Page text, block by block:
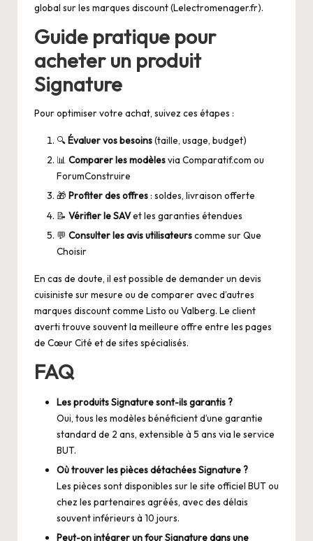
global sur les marques discount (Lelectromenager.fr).
Guide pratique pour
acheter un produit
Signature
Pour optimiser votre achat, suivez ces étapes :
🔍Évaluer vos besoins(taille, usage, budget)
📊 Comparer les modèlesvia Comparatif.com ou
ForumConstruire
🎁 Profiter des offres: soldes, livraison offerte
📝 Vérifier le SAVet les garanties étendues
💬 Consulter les avis utilisateurscomme surQue
Choisir
En cas de doute, il est possible de demander un devis
cuisiniste sur mesure ou de comparer avec d’autres
marques discount comme Listo ou Valberg. Le client
averti trouve souvent la meilleure offre entre les pages
de Cœur Cité et de sites spécialisés.
FAQ
Les produits Signature sont-ils garantis ?
Oui, tous les modèles bénéficient d’une garantie
standard de 2 ans, extensible à 5 ans via le service
BUT.
Où trouver les pièces détachées Signature ?
Les pièces sont disponibles sur le site officiel BUT ou
chez les partenaires agréés, avec des délais
souvent inférieurs à 10 jours.
Peut-on intégrer un four Signature dans une